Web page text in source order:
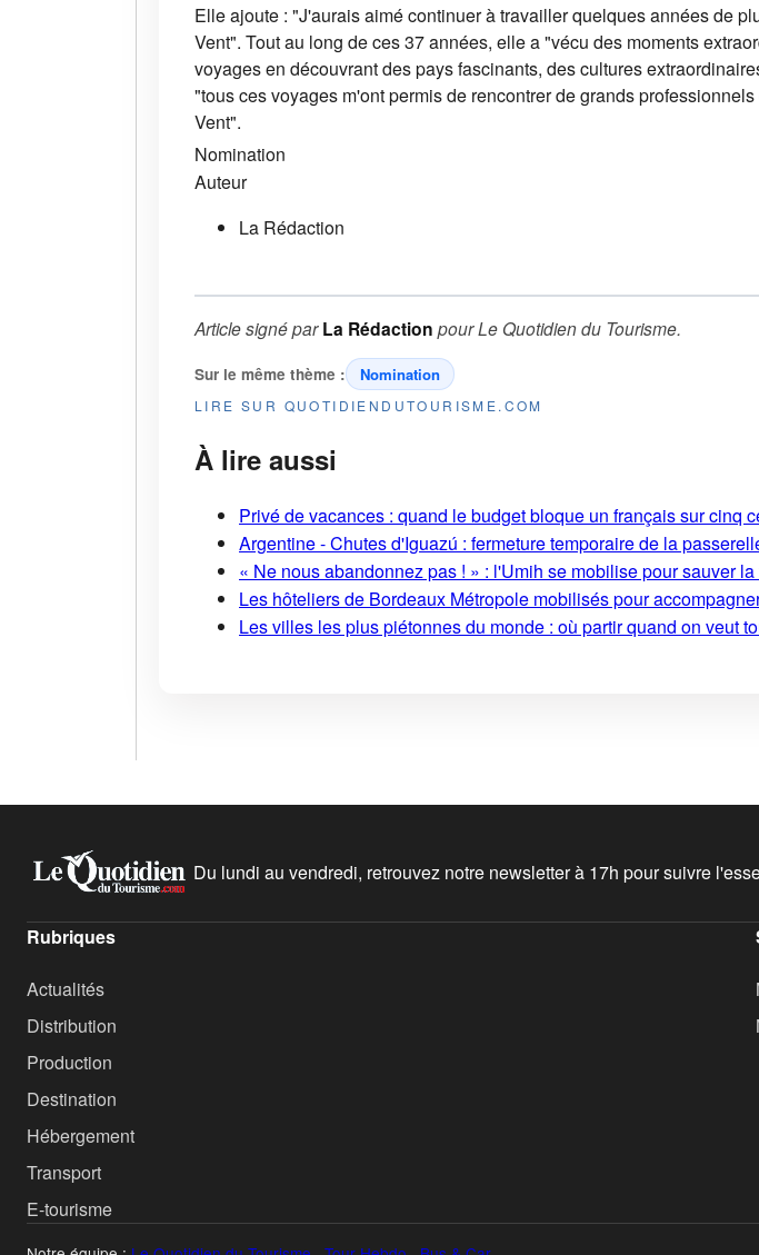
Elle ajoute : "J'aurais aimé continuer à travailler quelques années de
Vent". Tout au long de ces 37 années, elle a "vécu des moments
voyages en découvrant des pays fascinants, des cultures
"tous ces voyages m'ont permis de rencontrer de grands
Vent".
Nomination
Auteur
La Rédaction
Article signé parLa Rédaction pourLe Quotidien du Tourisme.
Sur le même thème : Nomination
LIRE SUR QUOTIDIENDUTOURISME.COM
À lire aussi
Privé de vacances : quand le budget bloque un français sur cinq
Argentine - Chutes d'Iguazú : fermeture temporaire de la
« Ne nous abandonnez pas ! » : l'Umih se mobilise pour sauver
Les hôteliers de Bordeaux Métropole mobilisés pour
Les villes les plus piétonnes du monde : où partir quand on veut
Du lundi au vendredi, retrouvez notre newsletter à 17h pour suivre
Rubriques
Actualités
Distribution
Production
Destination
Hébergement
Transport
E-tourisme